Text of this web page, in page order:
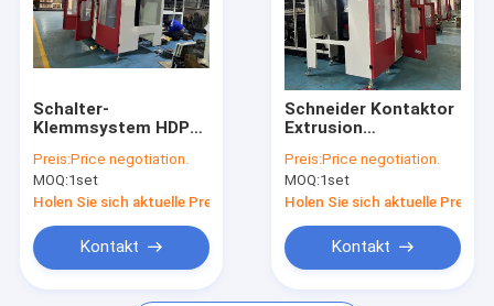
Schalter-
Klemmsystem HDPE-
für die Herstellung
von Milchflaschen
Preis:Price negotiation.
MOQ:1set
Holen Sie sich aktuelle Preis
Kontakt
Schneider Kontaktor
Extrusion
Blasformmaschine
für HDPE LDPE PP
Milchflasche
Preis:Price negotiation.
MOQ:1set
Holen Sie sich aktuelle Preis
Kontakt